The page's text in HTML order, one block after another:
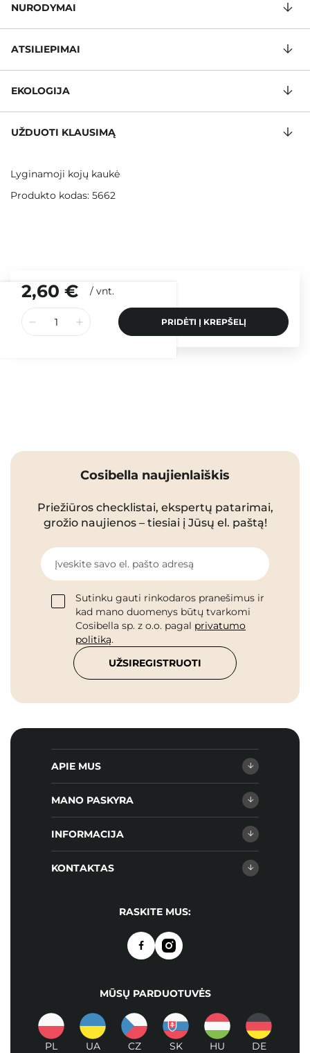
2,60 € / vnt.
PRIDĖTI Į KREPŠELĮ
NURODYMAI
ATSILIEPIMAI
EKOLOGIJA
UŽDUOTI KLAUSIMĄ
Lyginamoji kojų kaukė
Produkto kodas: 5662
Cosibella naujienlaiškis
Priežiūros checklistai, ekspertų patarimai,
grožio naujienos – tiesiai į Jūsų el. paštą!
Įveskite savo el. pašto adresą
Sutinku gauti rinkodaros pranešimus ir
kad mano duomenys būtų tvarkomi
Cosibella sp. z o.o. pagal privatumo
politiką.
UŽSIREGISTRUOTI
APIE MUS
MANO PASKYRA
INFORMACIJA
KONTAKTAS
RASKITE MUS:
MŪSŲ PARDUOTUVĖS
PL UA CZ SK HU DE